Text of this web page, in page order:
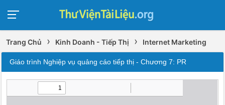
Trang Chủ › Kinh Doanh - Tiếp Thị › Internet Marketing
Giáo trình Nghiệp vụ quảng cáo tiếp thị - Chương 7: PR